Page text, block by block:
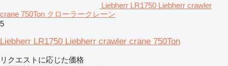
Liebherr LR1750 Liebherr crawler
crane 750Ton クローラークレーン
5
Liebherr LR1750 Liebherr crawler crane 750Ton
リクエストに応じた価格